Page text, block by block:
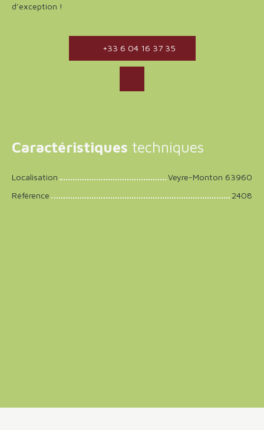
d’exception !
+33 6 04 16 37 35
Caractéristiques techniques
Localisation
Veyre-Monton 63960
Référence
2408